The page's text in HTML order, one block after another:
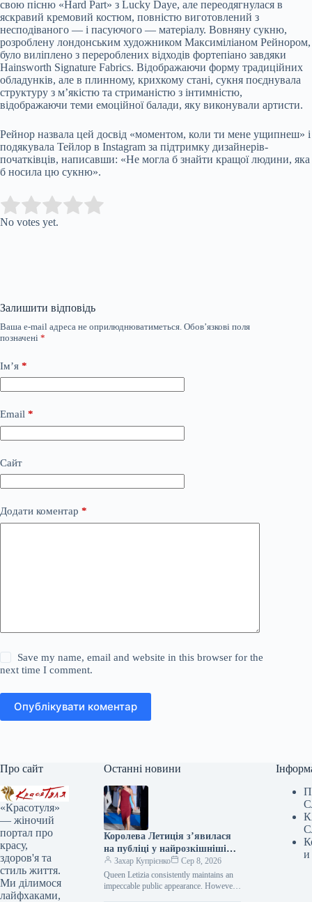
свою пісню «Hard Part» з Lucky Daye, але переодягнулася в
яскравий кремовий костюм, повністю виготовлений з
несподіваного — і пасуючого — матеріалу. Вовняну сукню,
розроблену лондонським художником Максиміліаном Рейнором,
було виліплено з перероблених відходів фортепіано завдяки
Hainsworth Signature Fabrics. Відображаючи форму традиційних
обладунків, але в плинному, крихкому стані, сукня поєднувала
структуру з м’якістю та стриманістю з інтимністю,
відображаючи теми емоційної балади, яку виконували артисти.
Рейнор назвала цей досвід «моментом, коли ти мене ущипнеш» і
подякувала Тейлор в Instagram за підтримку дизайнерів-
початківців, написавши: «Не могла б знайти кращої людини, яка
б носила цю сукню».
Rate this item:
No votes yet.
Залишити відповідь
Ваша e-mail адреса не оприлюднюватиметься. Обов’язкові поля
позначені *
Ім’я *
Email *
Сайт
Додати коментар *
Save my name, email and website in this browser for the
next time I comment.
Опублікувати коментар
Про сайт
«Красотуля»
— жіночий
портал про
красу,
здоров'я та
стиль життя.
Ми ділимося
лайфхаками,
Останні новини
Королева Летиція з’явилася
на публіці у найрозкішнішій
сукні цього літа
Захар Купрієнко
Сер 8, 2026
Queen Letizia consistently maintains an
impeccable public appearance. However,
и